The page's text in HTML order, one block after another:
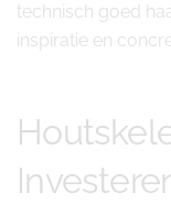
technisch goed
inspiratie en